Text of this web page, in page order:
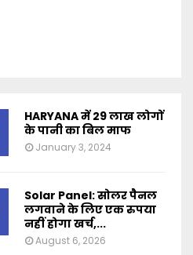
HARYANA में 29 लाख लोगों
के पानी का बिल माफ
January 3, 2024
Solar Panel: सोलर पैनल
लगवाने के लिए एक रुपया
नहीं होगा खर्च,...
August 6, 2026